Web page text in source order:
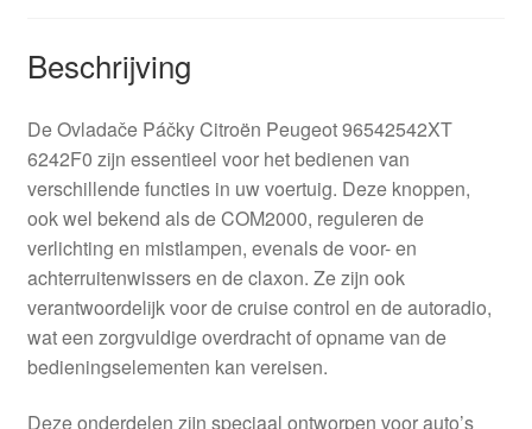
Beschrijving
De Ovladače Páčky Citroën Peugeot 96542542XT
6242F0 zijn essentieel voor het bedienen van
verschillende functies in uw voertuig. Deze knoppen,
ook wel bekend als de COM2000, reguleren de
verlichting en mistlampen, evenals de voor- en
achterruitenwissers en de claxon. Ze zijn ook
verantwoordelijk voor de cruise control en de autoradio,
wat een zorgvuldige overdracht of opname van de
bedieningselementen kan vereisen.
Deze onderdelen zijn speciaal ontworpen voor auto’s